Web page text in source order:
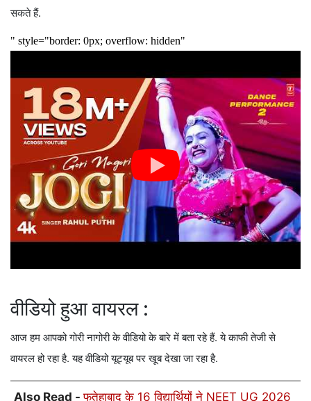
सकते हैं.
वीडियो हुआ वायरल :
आज हम आपको गोरी नागोरी के वीडियो के बारे में बता रहे हैं. ये काफी तेजी से
वायरल हो रहा है. यह वीडियो यूट्यूब पर खूब देखा जा रहा है.
Also Read -फतेहाबाद के 16 विद्यार्थियों ने NEET UG 2026